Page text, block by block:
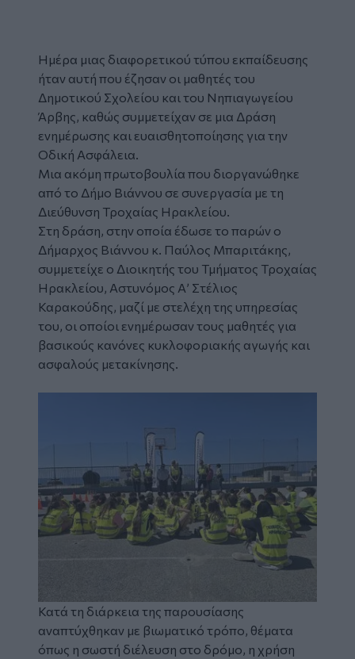
Ημέρα μιας διαφορετικού τύπου εκπαίδευσης
ήταν αυτή που έζησαν οι μαθητές του
Δημοτικού Σχολείου και του Νηπιαγωγείου
Άρβης, καθώς συμμετείχαν σε μια Δράση
ενημέρωσης και ευαισθητοποίησης για την
Οδική Ασφάλεια.
Μια ακόμη πρωτοβουλία που διοργανώθηκε
από το Δήμο Βιάννου σε συνεργασία με τη
Διεύθυνση Τροχαίας Ηρακλείου.
Στη δράση, στην οποία έδωσε το παρών ο
Δήμαρχος Βιάννου κ. Παύλος Μπαριτάκης,
συμμετείχε ο Διοικητής του Τμήματος Τροχαίας
Ηρακλείου, Αστυνόμος Α’ Στέλιος
Καρακούδης, μαζί με στελέχη της υπηρεσίας
του, οι οποίοι ενημέρωσαν τους μαθητές για
βασικούς κανόνες κυκλοφοριακής αγωγής και
ασφαλούς μετακίνησης.
Κατά τη διάρκεια της παρουσίασης
αναπτύχθηκαν με βιωματικό τρόπο, θέματα
όπως η σωστή διέλευση στο δρόμο, η χρήση